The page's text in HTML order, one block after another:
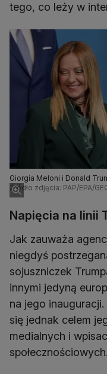
tego, co leży w
Giorgia Meloni i Donald
Źródło zdjęcia: PAP/EPA/
Napięcia na linii
Jak zauważa
niegdyś
sojuszniczek
innymi jedyną
na jego
się jednak celem
medialnych i
społecznościowych.